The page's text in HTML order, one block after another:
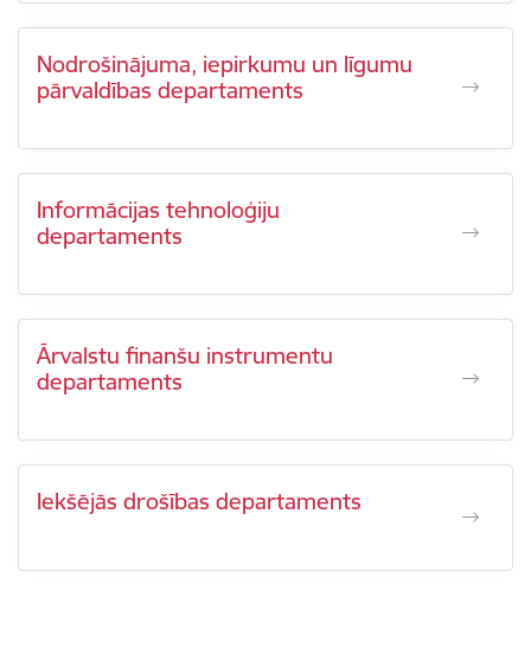
Nodrošinājuma, iepirkumu un līgumu
pārvaldības departaments
Informācijas tehnoloģiju
departaments
Ārvalstu finanšu instrumentu
departaments
Iekšējās drošības departaments